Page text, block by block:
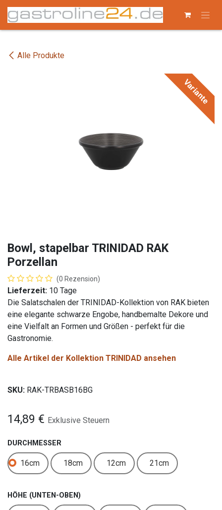
Zum Inhalt springen
Alle Produkte
Variante
Bowl, stapelbar TRINIDAD RAK
Porzellan
(0 Rezension)
Lieferzeit: 10 Tage
Die Salatschalen der TRINIDAD-Kollektion von RAK bieten
eine elegante schwarze Engobe, handbemalte Dekore und
eine Vielfalt an Formen und Größen - perfekt für die
Gastronomie.
Alle Artikel der Kollektion TRINIDAD ansehen
SKU: RAK-TRBASB16BG
14,89 € Exklusive Steuern
DURCHMESSER
16cm 18cm 12cm 21cm
HÖHE (UNTEN-OBEN)